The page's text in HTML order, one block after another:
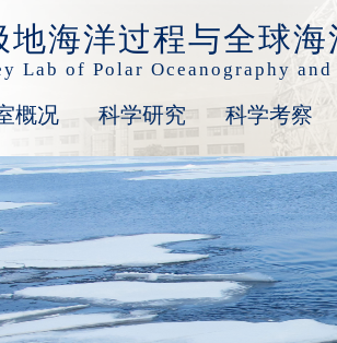
地海洋过程与全球
Lab of Polar Oceanography
概况 科学研究 科学考察